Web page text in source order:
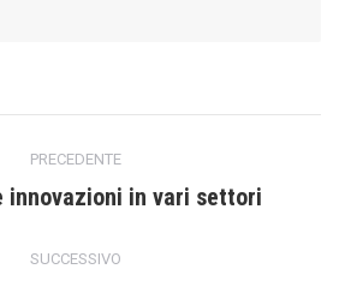
PRECEDENTE
Post
innovazioni in vari settori
SUCCESSIVO